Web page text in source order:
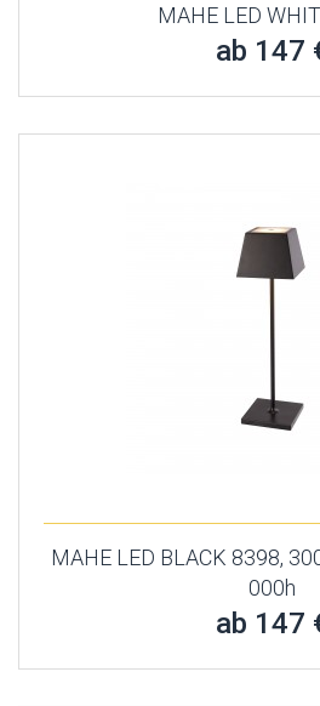
MAHE LED
ab 147
MAHE LED BLACK 8398,
000h
ab 147